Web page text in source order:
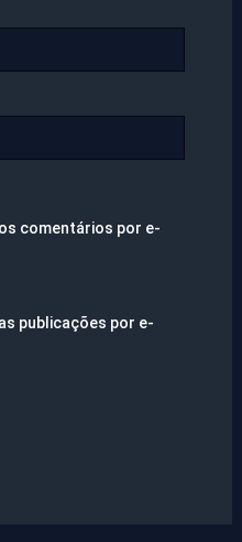
comentários por e-
publicações por e-